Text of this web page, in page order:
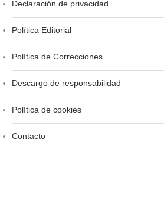
Declaración de privacidad
Política Editorial
Política de Correcciones
Descargo de responsabilidad
Política de cookies
Contacto